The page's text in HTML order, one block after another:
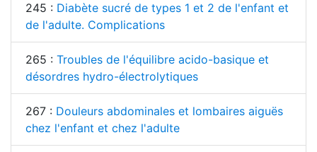
245 : Diabète sucré de types 1 et 2 de l'enfant et
de l'adulte. Complications
265 : Troubles de l'équilibre acido-basique et
désordres hydro-électrolytiques
267 : Douleurs abdominales et lombaires aiguës
chez l'enfant et chez l'adulte